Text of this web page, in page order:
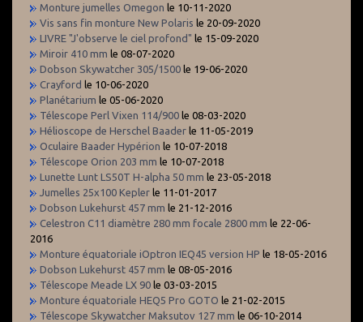
Monture jumelles Omegon le 10-11-2020
Vis sans fin monture New Polaris le 20-09-2020
LIVRE "J'observe le ciel profond" le 15-09-2020
Miroir 410 mm le 08-07-2020
Dobson Skywatcher 305/1500 le 19-06-2020
Crayford le 10-06-2020
Planétarium le 05-06-2020
Télescope Perl Vixen 114/900 le 08-03-2020
Hélioscope de Herschel Baader le 11-05-2019
Oculaire Baader Hypérion le 10-07-2018
Télescope Orion 203 mm le 10-07-2018
Lunette Lunt LS50T H-alpha 50 mm le 23-05-2018
Jumelles 25x100 Kepler le 11-01-2017
Dobson Lukehurst 457 mm le 21-12-2016
Celestron C11 diamètre 280 mm focale 2800 mm le 22-06-
2016
Monture équatoriale iOptron IEQ45 version HP le 18-05-2016
Dobson Lukehurst 457 mm le 08-05-2016
Télescope Meade LX 90 le 03-03-2015
Monture équatoriale HEQ5 Pro GOTO le 21-02-2015
Télescope Skywatcher Maksutov 127 mm le 06-10-2014